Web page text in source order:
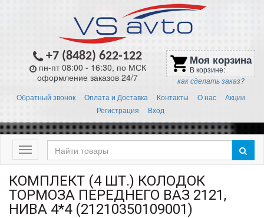
+7 (8482) 622-122
пн-пт 08:00 - 16:30, по МСК
оформление заказов 24/7
shopping_cart Моя корзина
В корзине:
как сделать заказ?
Обратный звонок Оплата и Доставка Контакты О нас
Акции
Регистрация
Вход
Меню
КОМПЛЕКТ (4 ШТ.) КОЛОДОК
ТОРМОЗА ПЕРЕДНЕГО ВАЗ 2121,
НИВА 4*4 (21210350109001)